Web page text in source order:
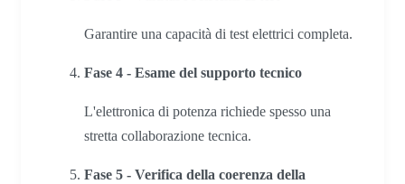
Garantire una capacità di test elettrici completa.
Fase 4 - Esame del supporto tecnico
L'elettronica di potenza richiede spesso una
stretta collaborazione tecnica.
Fase 5 - Verifica della coerenza della